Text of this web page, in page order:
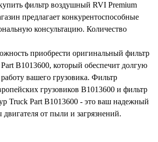
фильтр воздушный RVI Premium
предлагает конкурентоспособные
консультацию. Количество
приобрести оригинальный фильтр
B1013600, который обеспечит долгую
вашего грузовика. Фильтр
грузовиков B1013600 и фильтр
Truck Part B1013600 - это ваш надежный
от пыли и загрязнений.